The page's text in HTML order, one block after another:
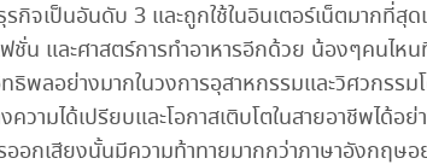
จเป็นอันดับ 3 และถูกใช้ในอินเตอร์เน็ตมากที่สุ
น และศาสตร์การทำอาหารอีกด้วย น้องๆคนไ
ธิพลอย่างมากในวงการอุสาหกรรมและวิศวกร
วามได้เปรียบและโอกาสเติบโตในสายอาชีพได้
อกเสียงนั้นมีความท้าทายมากกว่าภาษาอังกฤษ